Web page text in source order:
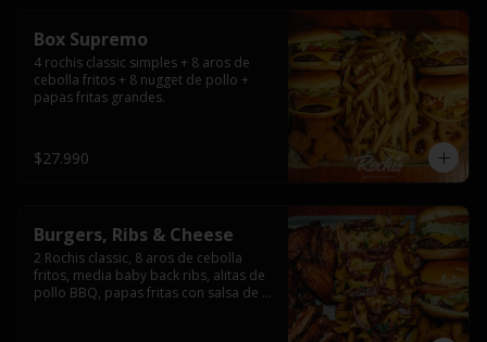
Box Supremo
4 rochis classic simples + 8 aros de
cebolla fritos + 8 nugget de pollo +
papas fritas grandes.
$27.990
Burgers, Ribs & Cheese
2 Rochis classic, 8 aros de cebolla
fritos, media baby back ribs, alitas de
pollo BBQ, papas fritas con salsa de